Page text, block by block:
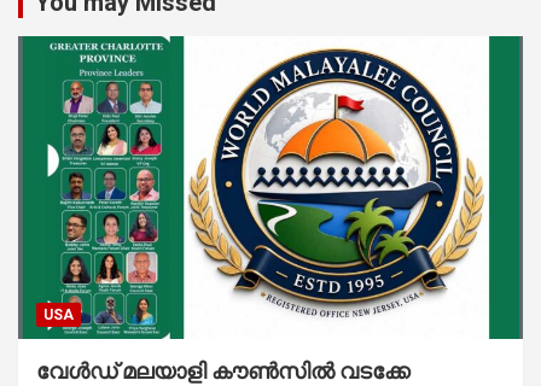
USA
വേൾഡ് മലയാളി കൗൺസിൽ വടക്കേ